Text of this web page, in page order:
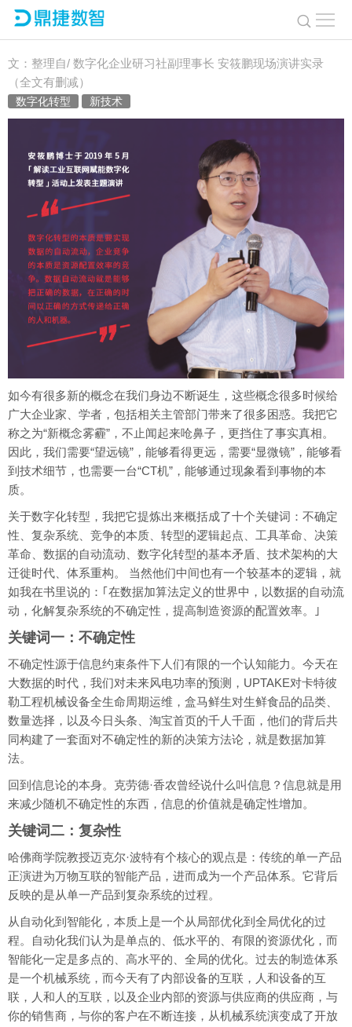
文：整理自/ 数字化企业研习社副理事长 安筱鹏现场演讲实录
（全文有删减）
数字化转型 新技术
如今有很多新的概念在我们身边不断诞生，这些概念很多时候给
广大企业家、学者，包括相关主管部门带来了很多困惑。我把它
称之为“新概念雾霾”，不止闻起来呛鼻子，更挡住了事实真相。
因此，我们需要“望远镜”，能够看得更远，需要“显微镜”，能够看
到技术细节，也需要一台“CT机”，能够通过现象看到事物的本
质。
关于数字化转型，我把它提炼出来概括成了十个关键词：不确定
性、复杂系统、竞争的本质、转型的逻辑起点、工具革命、决策
革命、数据的自动流动、数字化转型的基本矛盾、技术架构的大
迁徙时代、体系重构。 当然他们中间也有一个较基本的逻辑，就
如我在书里说的：｢在数据加算法定义的世界中，以数据的自动流
动，化解复杂系统的不确定性，提高制造资源的配置效率。｣
关键词一：不确定性
不确定性源于信息约束条件下人们有限的一个认知能力。今天在
大数据的时代，我们对未来风电功率的预测，UPTAKE对卡特彼
勒工程机械设备全生命周期运维，盒马鲜生对生鲜食品的品类、
数量选择，以及今日头条、淘宝首页的千人千面，他们的背后共
同构建了一套面对不确定性的新的决策方法论，就是数据加算
法。
回到信息论的本身。克劳德·香农曾经说什么叫信息？信息就是用
来减少随机不确定性的东西，信息的价值就是确定性增加。
关键词二：复杂性
哈佛商学院教授迈克尔·波特有个核心的观点是：传统的单一产品
正演进为万物互联的智能产品，进而成为一个产品体系。它背后
反映的是从单一产品到复杂系统的过程。
从自动化到智能化，本质上是一个从局部优化到全局优化的过
程。自动化我们认为是单点的、低水平的、有限的资源优化，而
智能化一定是多点的、高水平的、全局的优化。过去的制造体系
是一个机械系统，而今天有了内部设备的互联，人和设备的互
联，人和人的互联，以及企业内部的资源与供应商的供应商，与
你的销售商，与你的客户在不断连接，从机械系统演变成了开放